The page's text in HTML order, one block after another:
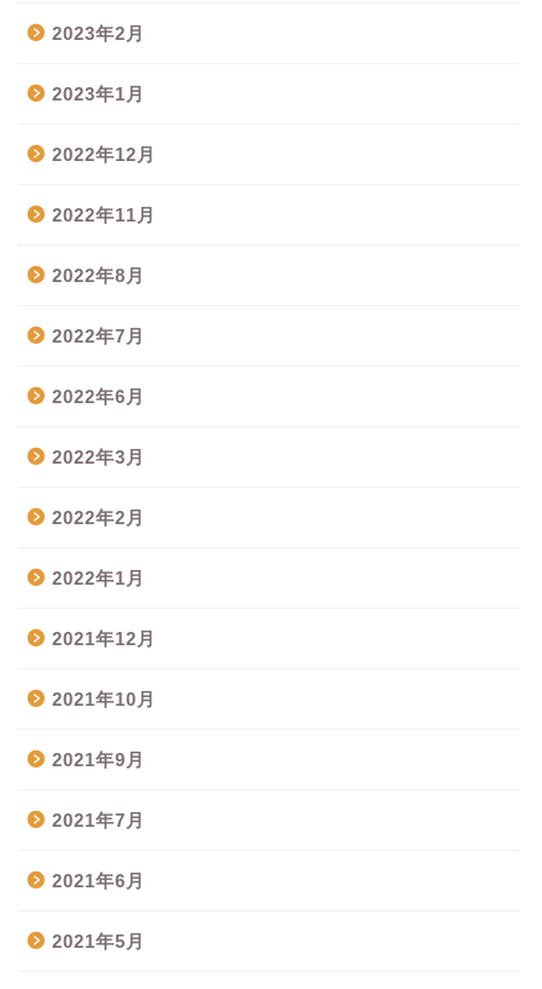
2023年2月
2023年1月
2022年12月
2022年11月
2022年8月
2022年7月
2022年6月
2022年3月
2022年2月
2022年1月
2021年12月
2021年10月
2021年9月
2021年7月
2021年6月
2021年5月